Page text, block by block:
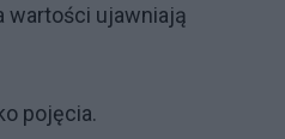
wartości ujawniają
pojęcia.